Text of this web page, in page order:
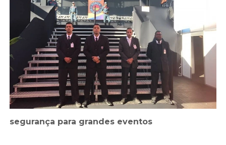
segurança para grandes eventos